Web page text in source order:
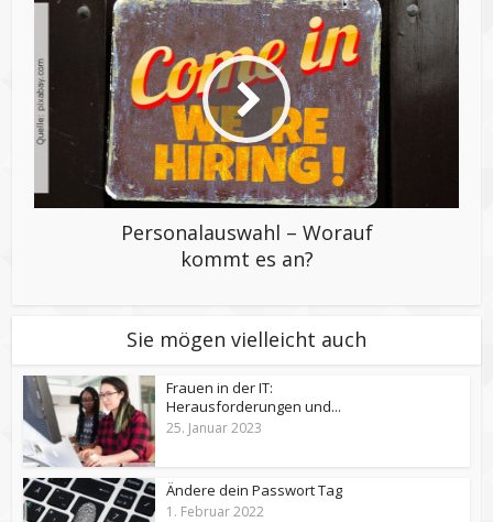
Personalauswahl – Worauf
kommt es an?
Sie mögen vielleicht auch
Frauen in der IT:
Herausforderungen und...
25. Januar 2023
Ändere dein Passwort Tag
1. Februar 2022